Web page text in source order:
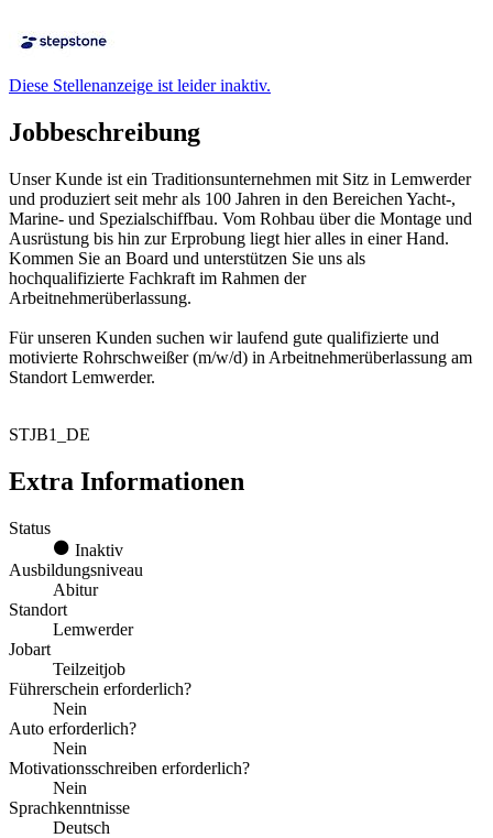
Diese Stellenanzeige ist leider inaktiv.
Jobbeschreibung
Unser Kunde ist ein Traditionsunternehmen mit Sitz in Lemwerder
und produziert seit mehr als 100 Jahren in den Bereichen Yacht-,
Marine- und Spezialschiffbau. Vom Rohbau über die Montage und
Ausrüstung bis hin zur Erprobung liegt hier alles in einer Hand.
Kommen Sie an Board und unterstützen Sie uns als
hochqualifizierte Fachkraft im Rahmen der
Arbeitnehmerüberlassung.
Für unseren Kunden suchen wir laufend gute qualifizierte und
motivierte Rohrschweißer (m/w/d) in Arbeitnehmerüberlassung am
Standort Lemwerder.
STJB1_DE
Extra Informationen
Status
Inaktiv
Ausbildungsniveau
Abitur
Standort
Lemwerder
Jobart
Teilzeitjob
Führerschein erforderlich?
Nein
Auto erforderlich?
Nein
Motivationsschreiben erforderlich?
Nein
Sprachkenntnisse
Deutsch